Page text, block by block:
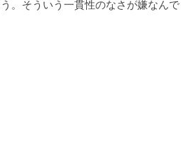
。そういう一貫性のなさが嫌なんで